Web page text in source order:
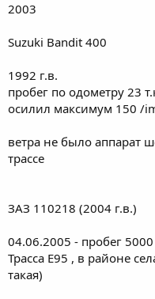
2003
Suzuki Bandit 400
1992 г.в.
пробег по одометру 23
осилил максимум 150 /
ветра не было аппарат
трассе
ЗАЗ 110218 (2004 г.в.)
04.06.2005 - пробег
Трасса Е95 , в районе
такая)